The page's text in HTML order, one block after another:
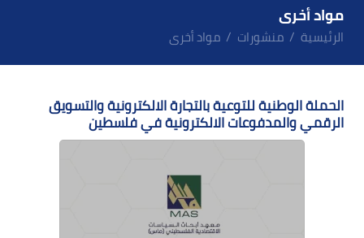
مواد أخرى
الرئيسية منشورات مواد أخرى
الحملة الوطنية للتوعية بالتجارة الالكترونية والتسويق
الرقمي والمدفوعات الالكترونية في فلسطين